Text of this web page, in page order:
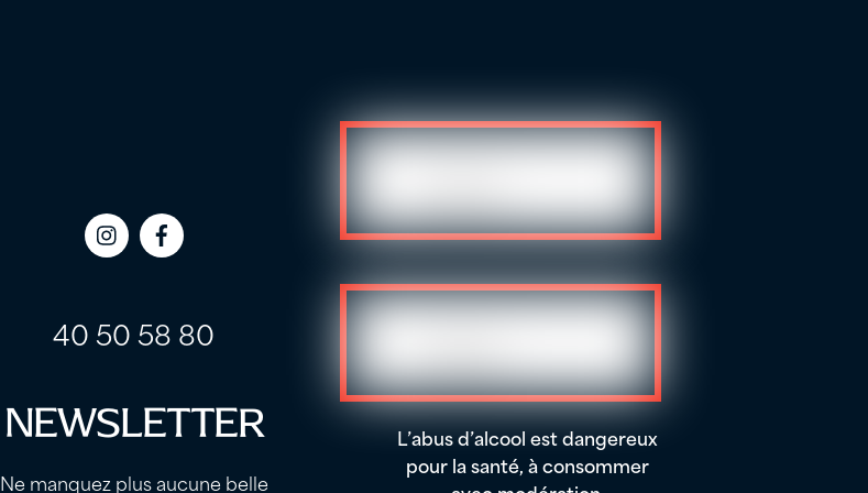
Icon
Icon
40 50 58 80
NEWSLETTER
Ne manquez plus aucune belle
L’abus d’alcool est dangereux
pour la santé, à consommer